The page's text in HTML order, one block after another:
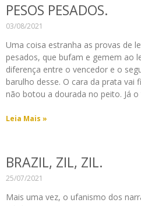
PESOS PESADOS.
03/08/2021
Uma coisa estranha as provas de
pesados, que bufam e gemem ao
diferença entre o vencedor e o
barulho desse. O cara da prata vai
não botou a dourada no peito. Já o
Leia Mais »
BRAZIL, ZIL, ZIL.
25/07/2021
Mais uma vez, o ufanismo dos